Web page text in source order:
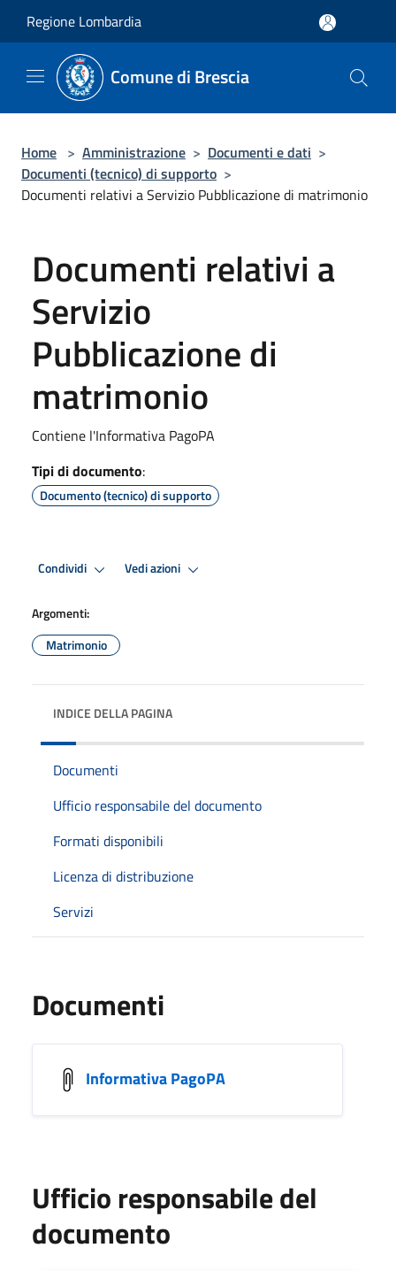
Regione Lombardia
Comune di Brescia
Home > Amministrazione > Documenti e dati >
Documenti (tecnico) di supporto >
Documenti relativi a Servizio Pubblicazione di matrimonio
Documenti relativi a
Servizio
Pubblicazione di
matrimonio
Contiene l'Informativa PagoPA
Tipi di documento:
Documento (tecnico) di supporto
Condividi Vedi azioni
Argomenti:
Matrimonio
INDICE DELLA PAGINA
Documenti
Ufficio responsabile del documento
Formati disponibili
Licenza di distribuzione
Servizi
Documenti
Informativa PagoPA
Ufficio responsabile del
documento